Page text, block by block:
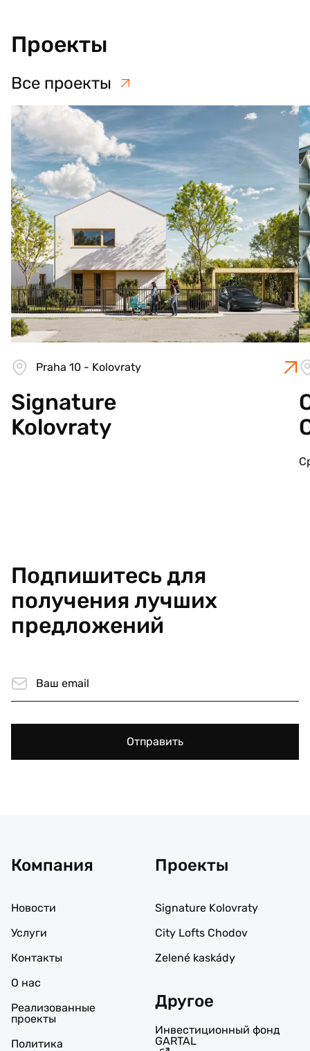
Проекты
Все проекты
Praha 10 - Kolovraty
Signature
Kolovraty
Подпишитесь для
получения лучших
предложений
Отправить
Компания
Новости
Услуги
Контакты
О нас
Реализованные
проекты
Политика
Проекты
Signature Kolovraty
City Lofts Chodov
Zelené kaskády
Другое
Инвестиционный фонд
GARTAL